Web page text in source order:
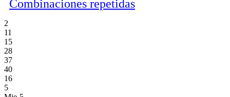
Combinaciones repetidas
2
11
15
28
37
40
16
5